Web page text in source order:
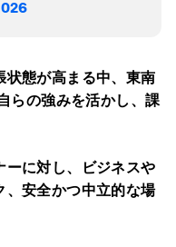
状態が高まる中、東南
らの強みを活かし、課
ーに対し、ビジネスや
、安全かつ中立的な場